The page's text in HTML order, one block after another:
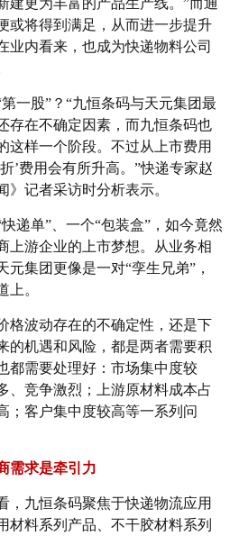
建更为丰富的产品生产线。”而通
或将得到满足，从而进一步提升
业内看来，也成为快递物料公司
一股”？“九恒条码与天元集团最
存在不确定因素，而九恒条码也
这样一个阶段。不过从上市费用
’费用会有所升高。”快递专家赵
》记者采访时分析表示。
递单”、一个“包装盒”，如今竟然
上游企业的上市梦想。从业务相
集团更像是一对“孪生兄弟”，
上。
格波动存在的不确定性，还是下
的机遇和风险，都是两者需要积
都需要处理好：市场集中度较
、竞争激烈；上游原材料成本占
；客户集中度较高等一系列问
需求是牵引力
，九恒条码聚焦于快递物流应用
材料系列产品、不干胶材料系列